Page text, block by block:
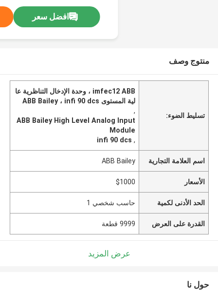
افضل سعر
منتوج وصف
تسليط الضوء:
imfec12 ABB ، وحدة الإدخال التناظرية عا
لية المستوى ABB Bailey ، infi 90 dcs
,
ABB Bailey High Level Analog Input
Module
,
infi 90 dcs
اسم العلامة التجارية ABB Bailey
الأسعار $1000
الحد الأدنى لكمية حاسب شخصي 1
القدرة على العرض 9999 قطعة
عرض المزيد
حول نا